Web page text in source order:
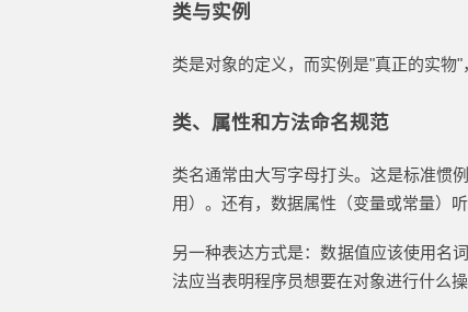
类与实例
类是对象的定义，而实例是"真正的实物
类、属性和方法命名规范
类名通常由大写字母打头。这是标准惯
用）。还有，数据属性（变量或常量）
另一种表达方式是：数据值应该使用名
法应当表明程序员想要在对象进行什么操